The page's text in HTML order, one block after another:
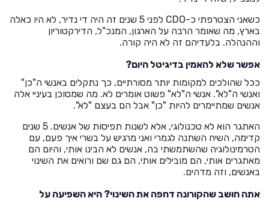
כשאני הצטרפתי כ-CDO לפני 5 שנים זה היה די נדיר, לא היו כאלה
בארץ, מה שאומר הרבה על הארגון, המנכ"ל, הדירקטוריון
וההנהלה. בלעדיהם זה לא היה קורה.
אפשר שלא להאמין בדיגיטל היום?
ככל שהולכים למקומות יותר מסורתיים, כך נתקלים באנשי ה"כן"
ואנשי ה"לא". אנשי ה"לא" פשוט אומרים לא. מה שמסוכן בעיניי אלה
אנשים שמתיימרים להיות "כן" אבל הם בעצם "לא".
האתגר הוא לא טכנולוגי, אלא לשנות תפיסות של אנשים. 5 שנים
קדימה, השיח השתנה לגמרי ואני מרגיש על בשרי איך פעם, עם
הטרמינולוגיה שהשתמשתי בה, אנשים לא הבינו אותי, והיום הם
מאתגרים אותי, הם מובילים אותי, הם גם שם ורואים את השינוי
באנשים, וזה מדהים.
אתה חושב שהקורונה דחפה את השינוי? היא השפיעה על